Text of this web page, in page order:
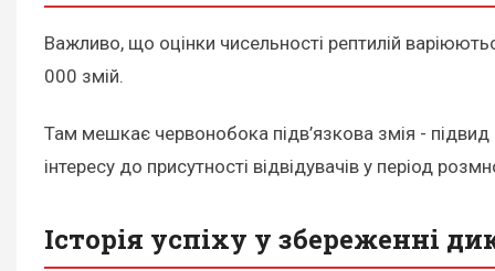
Важливо, що оцінки чисельності рептилій
000 змій.
Там мешкає червонобока підв’язкова змія -
інтересу до присутності відвідувачів у період
Історія успіху у збереженні